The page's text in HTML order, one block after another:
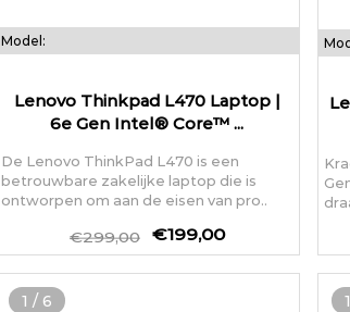
Model:
Lenovo Thinkpad L470 Laptop |
6e Gen Intel® Core™ ...
De Lenovo ThinkPad L470 is een
betrouwbare zakelijke laptop die is
ontworpen om aan de eisen van pro..
€299,00 €199,00
1 / 6 1